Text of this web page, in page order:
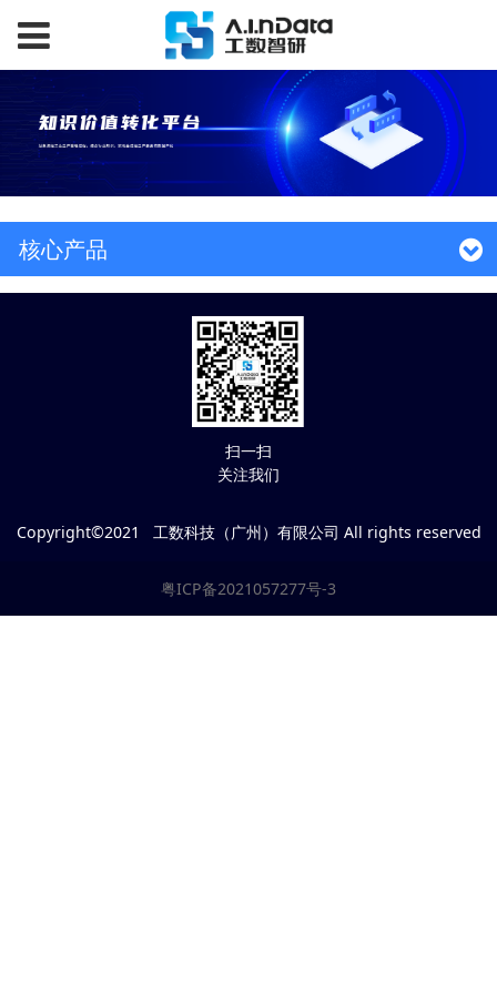
核心产品
扫一扫
关注我们
Copyright©2021 工数科技（广州）有限公司 All rights reserved
粤ICP备2021057277号-3